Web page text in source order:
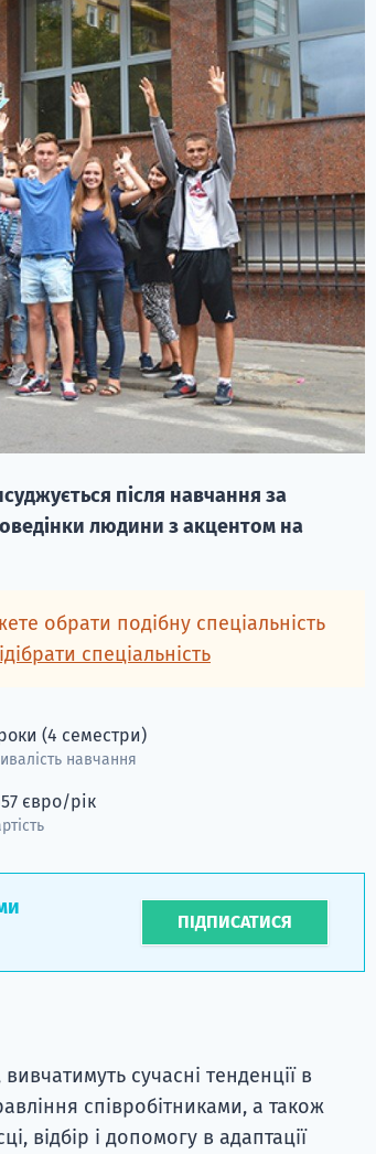
після навчання за
людини з акцентом на
обрати подібну спеціальність
спеціальність
(4 семестри)
навчання
євро/рік
ПІДПИСАТИСЯ
сучасні тенденції в
співробітниками, а також
відбір і допомогу в адаптації